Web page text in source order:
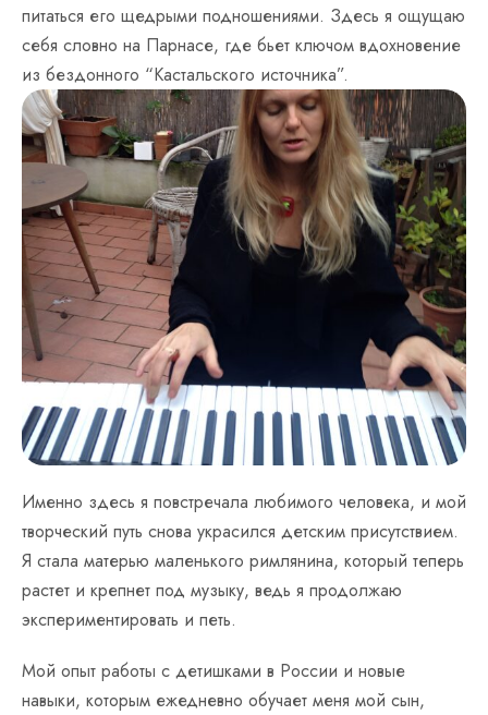
питаться его щедрыми подношениями. Здесь я ощущаю
себя словно на Парнасе, где бьет ключом вдохновение
из бездонного “Кастальского источника”.
Именно здесь я повстречала любимого человека, и мой
творческий путь снова украсился детским присутствием.
Я стала матерью маленького римлянина, который теперь
растет и крепнет под музыку, ведь я продолжаю
экспериментировать и петь.
Мой опыт работы с детишками в России и новые
навыки, которым ежедневно обучает меня мой сын,